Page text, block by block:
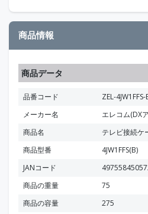
商品情報
商品データ
品番コード
ZEL-4JW1FFS-
メーカー名
エレコム(DX
商品名
テレビ接続ケ
商品型番
4JW1FFS(B)
JANコード
商品の重量
75
商品の容量
275